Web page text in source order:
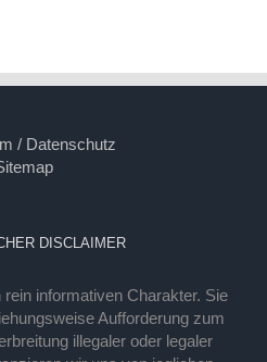
/ Datenschutz
DISCLAIMER
informativen Charakter. Sie
Aufforderung zum
illegaler oder legaler